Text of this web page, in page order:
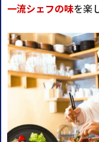
一流シェフの味を楽